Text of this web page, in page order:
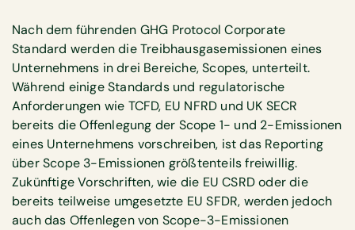
Nach dem führenden GHG Protocol Corporate
Standard werden die Treibhausgasemissionen eines
Unternehmens in drei Bereiche, Scopes, unterteilt.
Während einige Standards und regulatorische
Anforderungen wie TCFD, EU NFRD und UK SECR
bereits die Offenlegung der Scope 1- und 2-Emissionen
eines Unternehmens vorschreiben, ist das Reporting
über Scope 3-Emissionen größtenteils freiwillig.
Zukünftige Vorschriften, wie die EU CSRD oder die
bereits teilweise umgesetzte EU SFDR, werden jedoch
auch das Offenlegen von Scope-3-Emissionen